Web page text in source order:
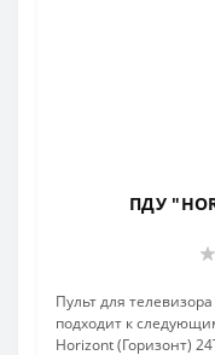
ПДУ
Пульт для
подходит к
Horizont (Горизонт)